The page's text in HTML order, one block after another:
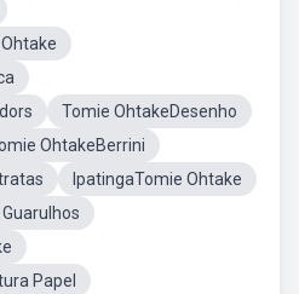
Tomie OhtakeDesenho
OhtakeBerrini
IpatingaTomie Ohtake
Papel